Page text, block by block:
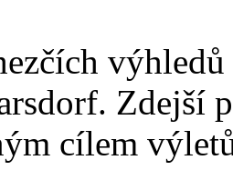
Zdejší
cílem